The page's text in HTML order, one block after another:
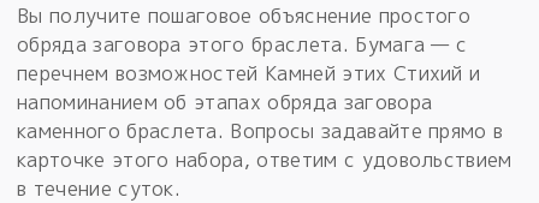
Вы получите пошаговое объяснение простого
обряда заговора этого браслета. Бумага — с
перечнем возможностей Камней этих Стихий и
напоминанием об этапах обряда заговора
каменного браслета. Вопросы задавайте прямо в
карточке этого набора, ответим с удовольствием
в течение суток.